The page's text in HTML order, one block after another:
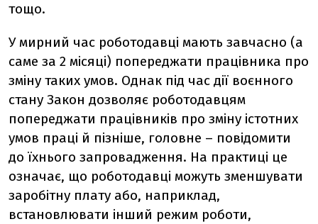
тощо.
У мирний час роботодавці мають завчасно (а
саме за 2 місяці) попереджати працівника про
зміну таких умов. Однак під час дії воєнного
стану Закон дозволяє роботодавцям
попереджати працівників про зміну істотних
умов праці й пізніше, головне – повідомити
до їхнього запровадження. На практиці це
означає, що роботодавці можуть зменшувати
заробітну плату або, наприклад,
встановлювати інший режим роботи,